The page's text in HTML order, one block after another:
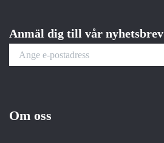
Anmäl dig till vår nyhetsbrev
Om oss